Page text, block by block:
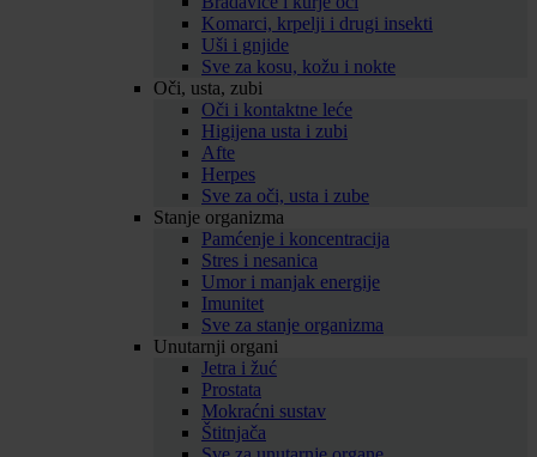
Komarci, krpelji i drugi insekti
Uši i gnjide
Sve za kosu, kožu i nokte
Oči, usta, zubi
Oči i kontaktne leće
Higijena usta i zubi
Afte
Herpes
Sve za oči, usta i zube
Stanje organizma
Pamćenje i koncentracija
Stres i nesanica
Umor i manjak energije
Imunitet
Sve za stanje organizma
Unutarnji organi
Jetra i žuć
Prostata
Mokraćni sustav
Štitnjača